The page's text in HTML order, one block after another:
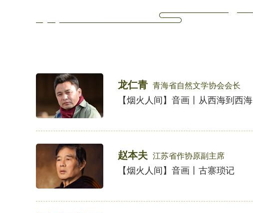
龙仁青 青海省自然文学协会会长
【烟火人间】音画丨从西海到西海
赵本夫 江苏省作协原副主席
【烟火人间】音画丨古寨琐记